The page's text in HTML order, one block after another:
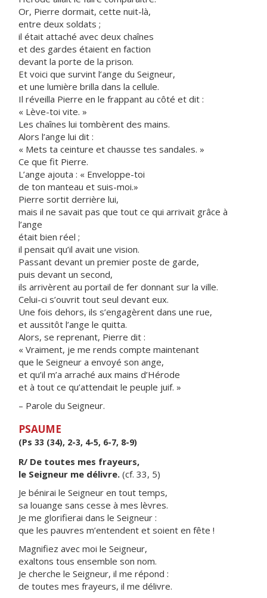
Or, Pierre dormait, cette nuit-là,
entre deux soldats ;
il était attaché avec deux chaînes
et des gardes étaient en faction
devant la porte de la prison.
Et voici que survint l’ange du Seigneur,
et une lumière brilla dans la cellule.
Il réveilla Pierre en le frappant au côté et dit :
« Lève-toi vite. »
Les chaînes lui tombèrent des mains.
Alors l’ange lui dit :
« Mets ta ceinture et chausse tes sandales. »
Ce que fit Pierre.
L’ange ajouta : « Enveloppe-toi
de ton manteau et suis-moi.»
Pierre sortit derrière lui,
mais il ne savait pas que tout ce qui arrivait grâce à
l’ange
était bien réel ;
il pensait qu’il avait une vision.
Passant devant un premier poste de garde,
puis devant un second,
ils arrivèrent au portail de fer donnant sur la ville.
Celui-ci s’ouvrit tout seul devant eux.
Une fois dehors, ils s’engagèrent dans une rue,
et aussitôt l’ange le quitta.
Alors, se reprenant, Pierre dit :
« Vraiment, je me rends compte maintenant
que le Seigneur a envoyé son ange,
et qu’il m’a arraché aux mains d’Hérode
et à tout ce qu’attendait le peuple juif. »
– Parole du Seigneur.
PSAUME
(Ps 33 (34), 2-3, 4-5, 6-7, 8-9)
R/ De toutes mes frayeurs,
le Seigneur me délivre. (cf. 33, 5)
Je bénirai le Seigneur en tout temps,
sa louange sans cesse à mes lèvres.
Je me glorifierai dans le Seigneur :
que les pauvres m’entendent et soient en fête !
Magnifiez avec moi le Seigneur,
exaltons tous ensemble son nom.
Je cherche le Seigneur, il me répond :
de toutes mes frayeurs, il me délivre.